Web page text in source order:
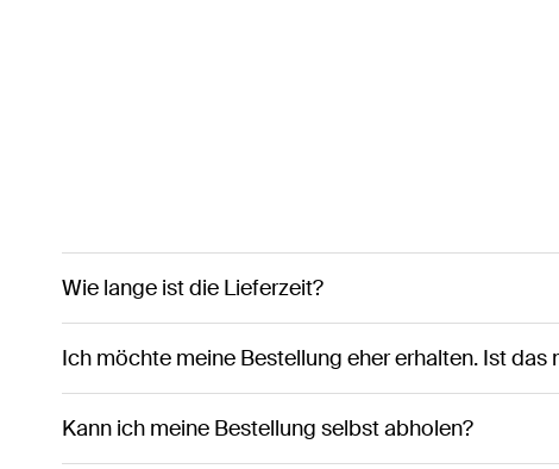
Wie lange ist die Lieferzeit?
Ich möchte meine Bestellung eher erhalten. Ist das
Kann ich meine Bestellung selbst abholen?